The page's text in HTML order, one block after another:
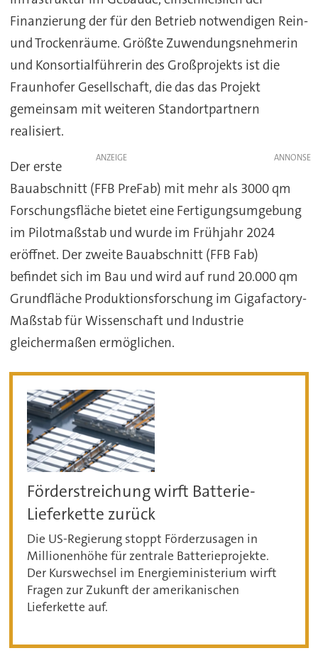
Finanzierung der für den Betrieb notwendigen Rein-
und Trockenräume. Größte Zuwendungsnehmerin
und Konsortialführerin des Großprojekts ist die
Fraunhofer Gesellschaft, die das das Projekt
gemeinsam mit weiteren Standortpartnern
realisiert.
ANZEIGE
Der erste
Bauabschnitt (FFB PreFab) mit mehr als 3000 qm
Forschungsfläche bietet eine Fertigungsumgebung
im Pilotmaßstab und wurde im Frühjahr 2024
eröffnet. Der zweite Bauabschnitt (FFB Fab)
befindet sich im Bau und wird auf rund 20.000 qm
Grundfläche Produktionsforschung im Gigafactory-
Maßstab für Wissenschaft und Industrie
gleichermaßen ermöglichen.
Förderstreichung wirft Batterie-
Lieferkette zurück
Die US-Regierung stoppt Förderzusagen in
Millionenhöhe für zentrale Batterieprojekte.
Der Kurswechsel im Energieministerium wirft
Fragen zur Zukunft der amerikanischen
Lieferkette auf.